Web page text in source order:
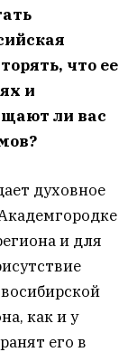
что ее
и
ли вас
духовное
и для
как и у
его в